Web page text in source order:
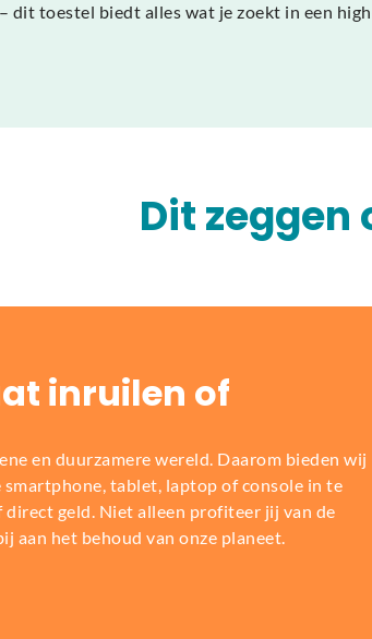
dit toestel biedt alles wat je zoekt in een
Dit zeggen
inruilen of
en duurzamere wereld. Daarom bieden wij
tablet, laptop of console in te
geld. Niet alleen profiteer jij van de
aan het behoud van onze planeet.